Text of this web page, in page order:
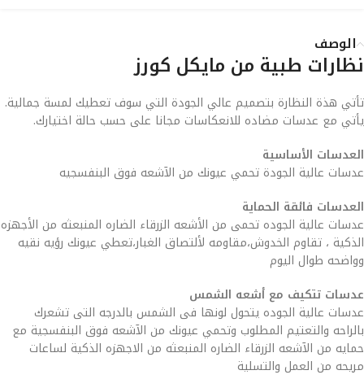
الوصف
نظارات طبية من مايكل كورز
تأتي هذة النظارة بتصميم عالي الجودة التي سوف تعطيك لمسة جمالية.
يأتي مع عدسات مضاده للانعكاسات مجانا على حسب حالة اختيارك.
العدسات الأساسية
عدسات عالية الجودة تحمي عيونك من الآشعه فوق البنفسجيه
العدسات فائقة الحماية
عدسات عالية الجوده تحمى من الأشعه الزرقاء الضاره المنبعثه من الأجهزه
الذكية ، تقاوم الخدوش،مقاومه لألتصاق الغبار،تعطي عيونك رؤيه نقيه
وواضحه طوال اليوم
عدسات تتكيف مع أشعه الشمس
عدسات عالية الجوده يتحول لونها فى الشمس بالدرجه التى تشعرك
بالراحه والتعتيم المطلوب وتحمي عيونك من الآشعه فوق البنفسجية مع
حمايه من الآشعه الزرقاء الضاره المنبعثه من الاجهزه الذكية لساعات
مريحه من العمل والتسلية